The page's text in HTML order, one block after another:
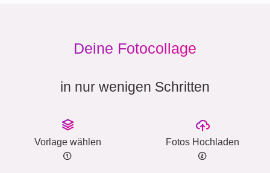
Deine Fotocollage
in nur wenigen Schritten
Vorlage wählen Fotos Hochladen